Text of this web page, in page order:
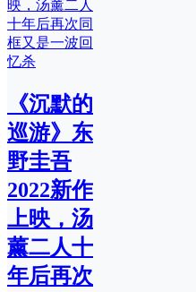
《沉默的
巡游》东
野圭吾
2022新作
上映，汤
薰二人十
年后再次